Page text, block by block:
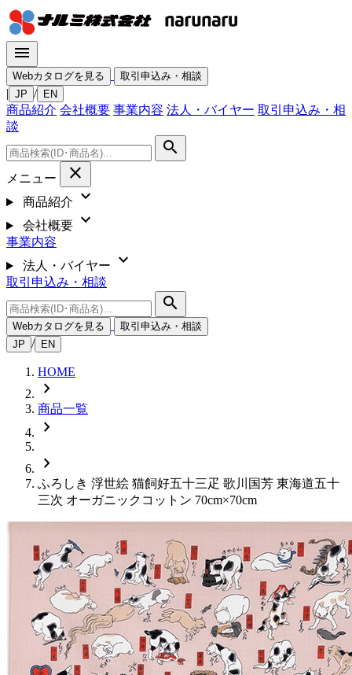
menu
Webカタログを見る 取引申込み・相談
| JP / EN
商品紹介 会社概要 事業内容 法人・バイヤー 取引申込み・相
談
search
メニュー close
商品紹介 expand_more
会社概要 expand_more
事業内容
法人・バイヤー
expand_more
取引申込み・相談
search
Webカタログを見る
取引申込み・相談
JP / EN
HOME
chevron_right
商品一覧
chevron_right
chevron_right
ふろしき 浮世絵 猫飼好五十三疋 歌川国芳 東海道五十
三次 オーガニックコットン 70cm×70cm